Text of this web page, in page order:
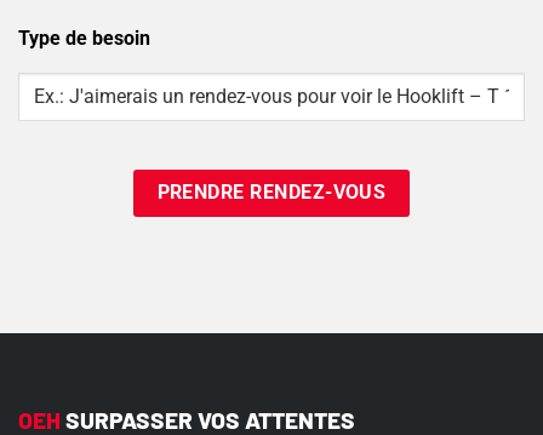
Type de besoin
Type
OEH SURPASSER VOS ATTENTES